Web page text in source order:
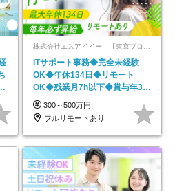
ITサポート事務◆完全未経験
OK◆年休134日◆リモート
OK◆残業月7h以下◆賞与年3回
◆5年目まで必ず昇給
300～500万円
フルリモートあり